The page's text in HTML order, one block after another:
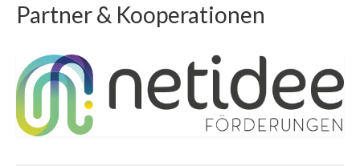
Partner & Kooperationen